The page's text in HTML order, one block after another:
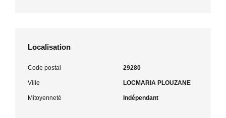
Localisation
Code postal 29280
Ville LOCMARIA PLOUZANE
Mitoyenneté Indépendant